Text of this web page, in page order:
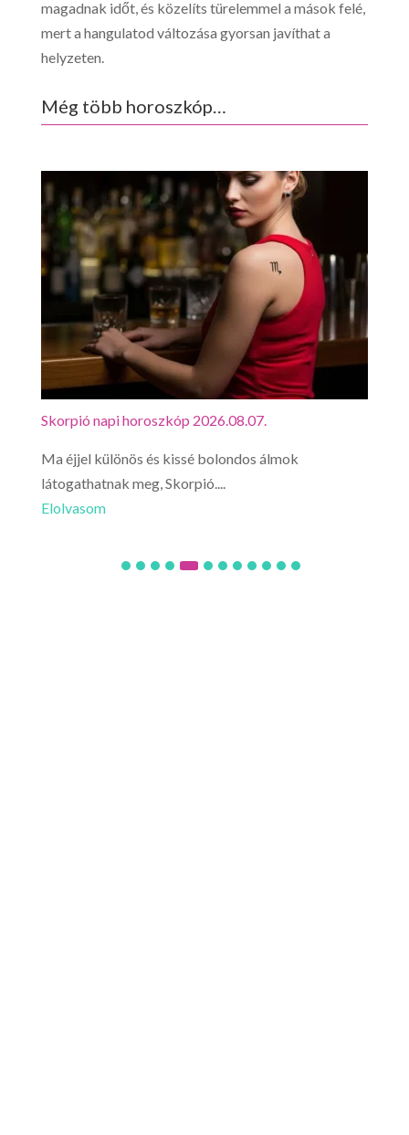
magadnak időt, és közelíts türelemmel a mások felé,
mert a hangulatod változása gyorsan javíthat a
helyzeten.
Még több horoszkóp…
Skorpió napi horoszkóp 2026.08.07.
Ma éjjel különös és kissé bolondos álmok
látogathatnak meg, Skorpió....
Elolvasom